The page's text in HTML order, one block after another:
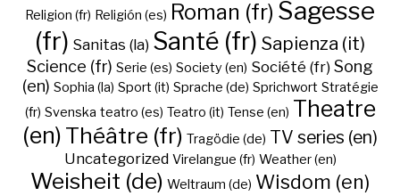
Religion (fr) Religión (es) Roman (fr) Sagesse
(fr) Sanitas (la) Santé (fr) Sapienza (it)
Science (fr) Serie (es) Society (en) Société (fr) Song
(en) Sophia (la) Sport (it) Sprache (de) Sprichwort Stratégie
(fr) Svenska teatro (es) Teatro (it) Tense (en) Theatre
(en) Théâtre (fr) Tragödie (de) TV series (en)
Uncategorized Virelangue (fr) Weather (en)
Weisheit (de) Weltraum (de) Wisdom (en)